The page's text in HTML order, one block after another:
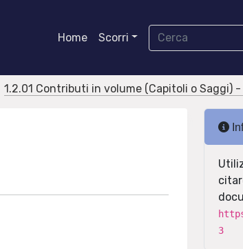
Home Scorri
1.2.01 Contributi in volume (Capitoli o Saggi)
3